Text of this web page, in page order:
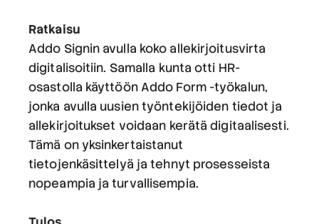
Ratkaisu
Addo Signin avulla koko allekirjoitusvirta
digitalisoitiin. Samalla kunta otti HR-
osastolla käyttöön Addo Form -työkalun,
jonka avulla uusien työntekijöiden tiedot ja
allekirjoitukset voidaan kerätä digitaalisesti.
Tämä on yksinkertaistanut
tietojenkäsittelyä ja tehnyt prosesseista
nopeampia ja turvallisempia.